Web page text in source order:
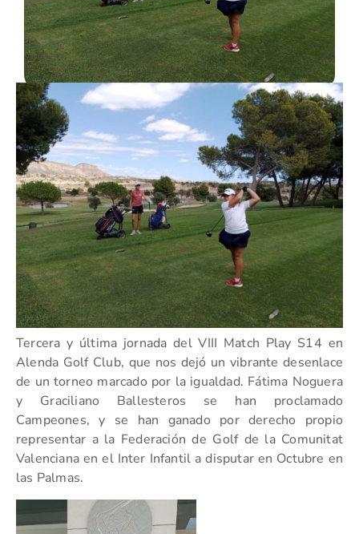
Tercera y última jornada del VIII Match Play S14 en
Alenda Golf Club, que nos dejó un vibrante desenlace
de un torneo marcado por la igualdad. Fátima Noguera
y Graciliano Ballesteros se han proclamado
Campeones, y se han ganado por derecho propio
representar a la Federación de Golf de la Comunitat
Valenciana en el Inter Infantil a disputar en Octubre en
las Palmas.